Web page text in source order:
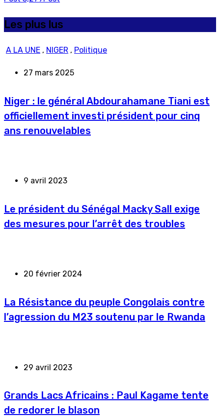
Les plus lus
A LA UNE , NIGER , Politique
27 mars 2025
Niger : le général Abdourahamane Tiani est
officiellement investi président pour cinq
ans renouvelables
9 avril 2023
Le président du Sénégal Macky Sall exige
des mesures pour l’arrêt des troubles
20 février 2024
La Résistance du peuple Congolais contre
l’agression du M23 soutenu par le Rwanda
29 avril 2023
Grands Lacs Africains : Paul Kagame tente
de redorer le blason